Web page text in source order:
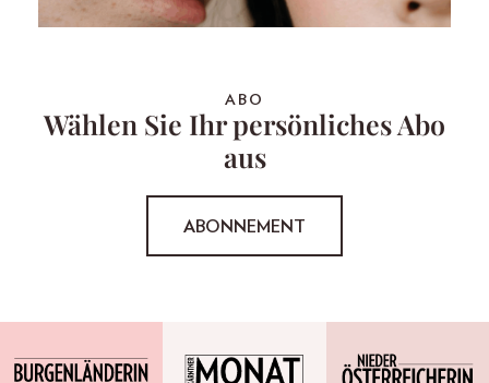
ABO
Wählen Sie Ihr persönliches Abo
aus
ABONNEMENT